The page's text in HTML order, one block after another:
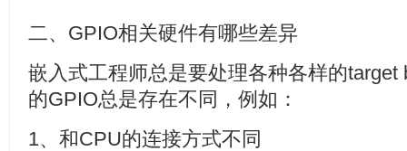
二、GPIO相关硬件有哪些差异
嵌入式工程师总是要处理各种各样的target
的GPIO总是存在不同，例如：
1、和CPU的连接方式不同